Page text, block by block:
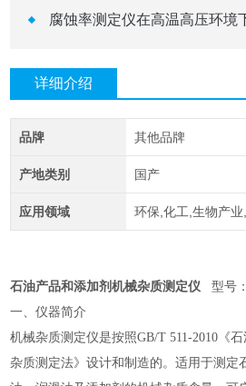
腐蚀率测定仪在高温高压环境
详细介绍
品牌 其他品牌
产地类别 国产
应用领域 环保,化工,生物产
石油产品和添加剂机械杂质测定仪 型号
一、仪器简介
机械杂质测定仪是按照GB/T 511-2010《
杂质测定法》设计和制造的。适用于测定